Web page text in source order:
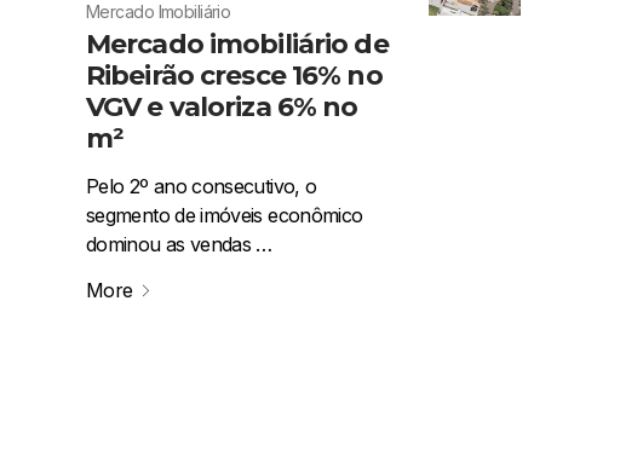
Mercado Imobiliário
Mercado imobiliário de
Ribeirão cresce 16% no
VGV e valoriza 6% no
m²
Pelo 2º ano consecutivo, o
segmento de imóveis econômico
dominou as vendas …
More